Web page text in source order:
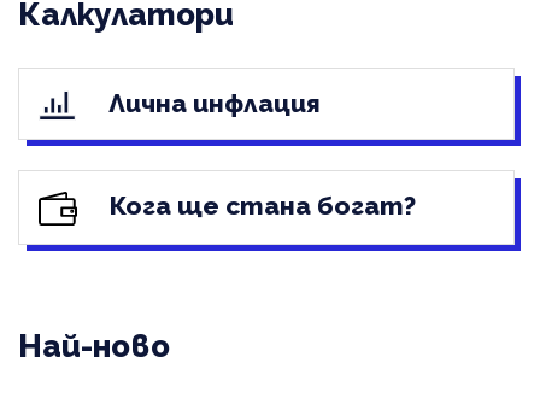
Калкулатори
Лична инфлация
Кога ще стана богат?
Най-ново